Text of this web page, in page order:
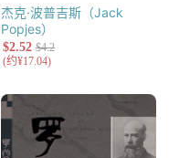
杰克·波普吉斯（Jack
Popjes）